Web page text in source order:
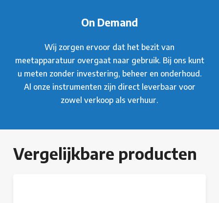
On Demand
Wij zorgen ervoor dat het bezit van
meetapparatuur overgaat naar gebruik. Bij ons kunt
u meten zonder investering, beheer en onderhoud.
Al onze instrumenten zijn direct leverbaar voor
zowel verkoop als verhuur.
Vergelijkbare producten